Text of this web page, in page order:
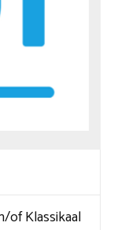
of Klassikaal